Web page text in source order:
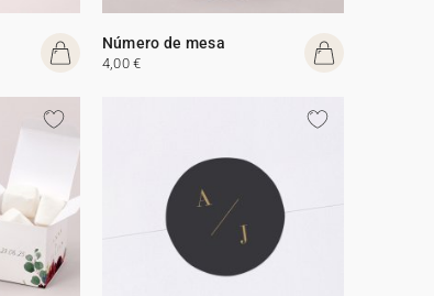
Número de mesa
4,00 €